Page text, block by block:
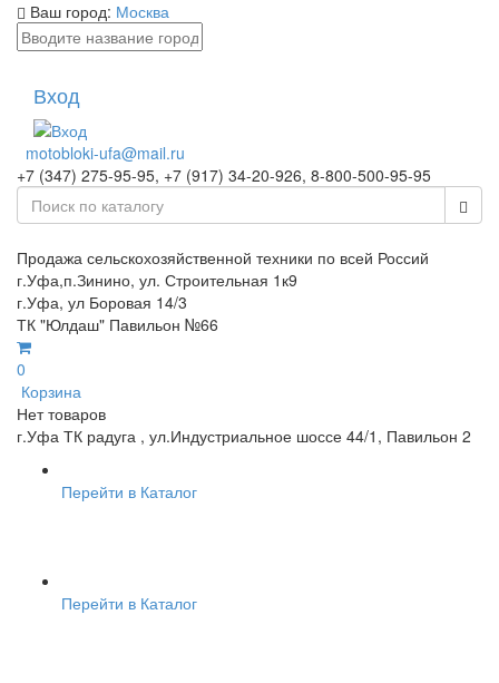
Ваш город: Москва
Вход
motobloki-ufa@mail.ru
+7 (347) 275-95-95, +7 (917) 34-20-926, 8-800-500-95-95
Продажа сельскохозяйственной техники по всей Россий
г.Уфа,п.Зинино, ул. Строительная 1к9
г.Уфа, ул Боровая 14/3
ТК "Юлдаш" Павильон №66
0
Корзина
Нет товаров
г.Уфа ТК радуга , ул.Индустриальное шоссе 44/1, Павильон 2
Перейти в Каталог
Перейти в Каталог